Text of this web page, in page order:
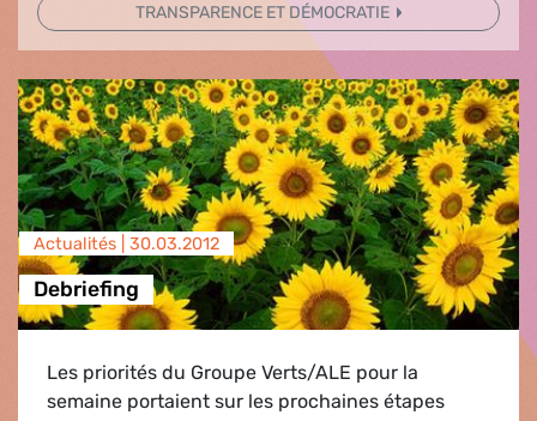
TRANSPARENCE ET DÉMOCRATIE
Actualités | 30.03.2012
Debriefing
Les priorités du Groupe Verts/ALE pour la
semaine portaient sur les prochaines étapes